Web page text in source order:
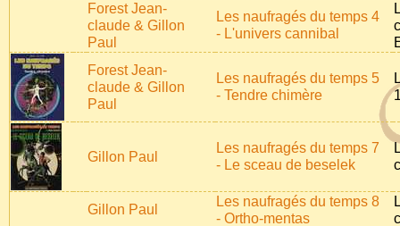
Forest Jean-
claude & Gillon
Paul
Les naufragés du temps 4
- L'univers cannibal
Forest Jean-
claude & Gillon
Paul
Les naufragés du temps 5
- Tendre chimère
Gillon Paul
Les naufragés du temps 7
- Le sceau de beselek
Gillon Paul
Les naufragés du temps 8
- Ortho-mentas